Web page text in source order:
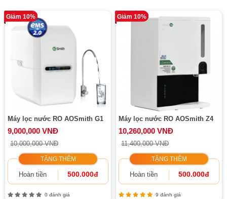
Giảm 10%
Máy lọc nước RO AOSmith G1
9,000,000 VNĐ
10,000,000 VNĐ
TẶNG THÊM
Hoàn tiền 500.000đ
0 đánh giá
Giảm 10%
Máy lọc nước RO AOSmith Z4
10,260,000 VNĐ
11,400,000 VNĐ
TẶNG THÊM
Hoàn tiền 500.000đ
9 đánh giá